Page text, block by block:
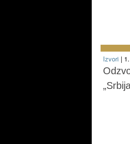
Izvori |